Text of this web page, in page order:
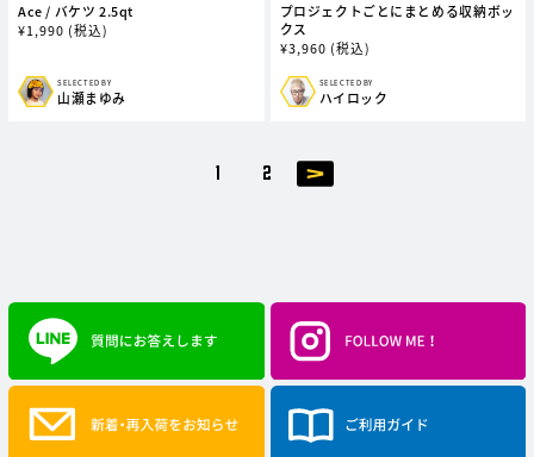
Ace / バケツ 2.5qt
通
格
¥1,990 (税込)
SELECTED BY
販
山瀬まゆみ
プロジェクトごとにまとめる収納ボッ
クス
通
価
格
¥3,960 (税込)
SELECTED BY
販
ハイロック
1 2